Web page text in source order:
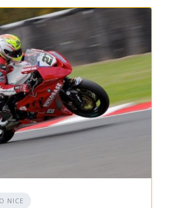
NICE